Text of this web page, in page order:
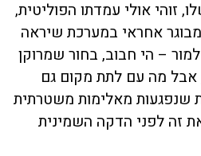
זוהי אולי עמדתו הפוליטית,
אחראי במערכת שיראה
– הי חבוב, בחור שמרוקן
אבל מה עם לתת מקום גם
שנפגעות מאלימות משטרתית
זה לפני הדקה השמינית